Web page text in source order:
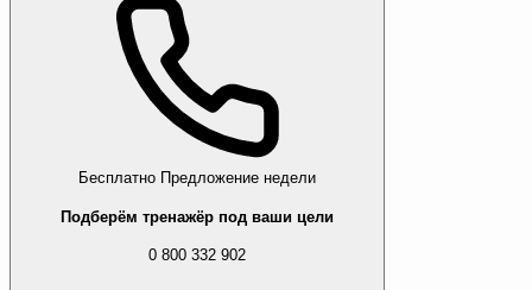
Бесплатно Предложение недели
Подберём тренажёр под ваши цели
0 800 332 902